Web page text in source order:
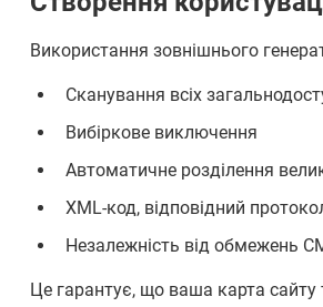
Використання зовнішнього
Сканування всіх
Вибіркове виключення
Автоматичне розділення
XML-код, відповідний
Незалежність від обмежень
Це гарантує, що ваша карта